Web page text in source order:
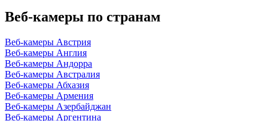
Веб-камеры по странам
Веб-камеры Австрия
Веб-камеры Англия
Веб-камеры Андорра
Веб-камеры Австралия
Веб-камеры Абхазия
Веб-камеры Армения
Веб-камеры Азербайджан
Веб-камеры Аргентина